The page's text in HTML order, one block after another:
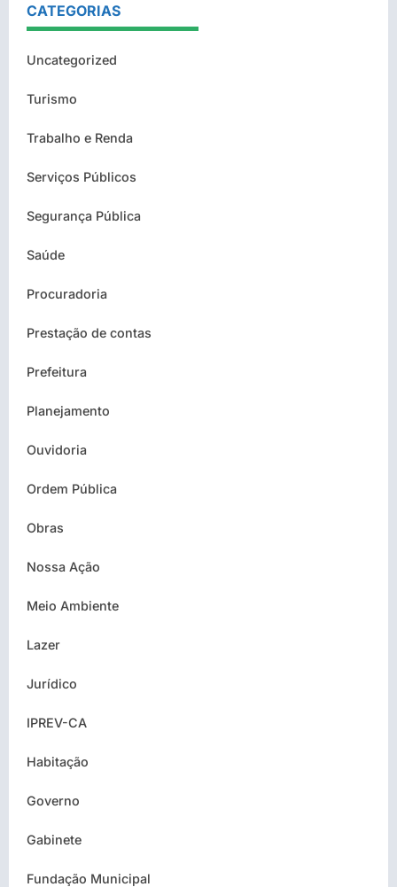
CATEGORIAS
Uncategorized
Turismo
Trabalho e Renda
Serviços Públicos
Segurança Pública
Saúde
Procuradoria
Prestação de contas
Prefeitura
Planejamento
Ouvidoria
Ordem Pública
Obras
Nossa Ação
Meio Ambiente
Lazer
Jurídico
IPREV-CA
Habitação
Governo
Gabinete
Fundação Municipal